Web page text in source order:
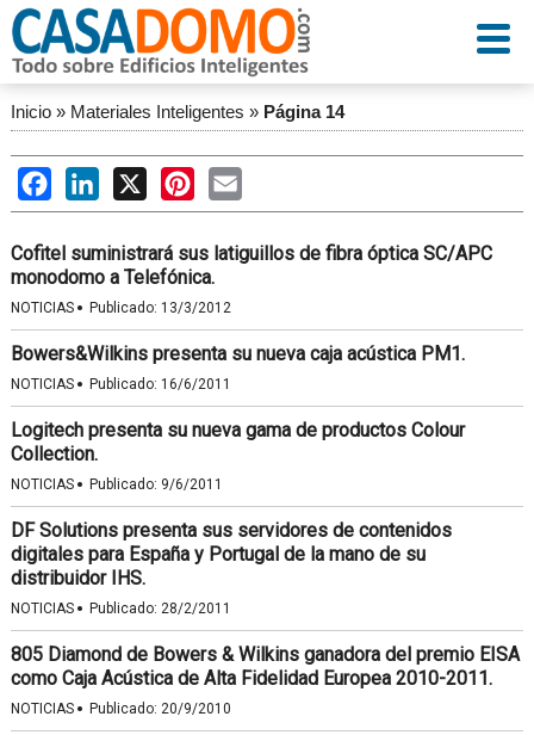
Inicio» Materiales Inteligentes » Página 14
FacebookLinkedIn
X PinterestEmail
Cofitel suministrará sus latiguillos de fibra óptica SC/APC
monodomo a Telefónica.
NOTICIAS · Publicado: 13/3/2012
Bowers&Wilkins presenta su nueva caja acústica PM1.
NOTICIAS · Publicado: 16/6/2011
Logitech presenta su nueva gama de productos Colour
Collection.
NOTICIAS · Publicado: 9/6/2011
DF Solutions presenta sus servidores de contenidos
digitales para España y Portugal de la mano de su
distribuidor IHS.
NOTICIAS · Publicado: 28/2/2011
805 Diamond de Bowers & Wilkins ganadora del premio EISA
como Caja Acústica de Alta Fidelidad Europea 2010-2011.
NOTICIAS · Publicado: 20/9/2010